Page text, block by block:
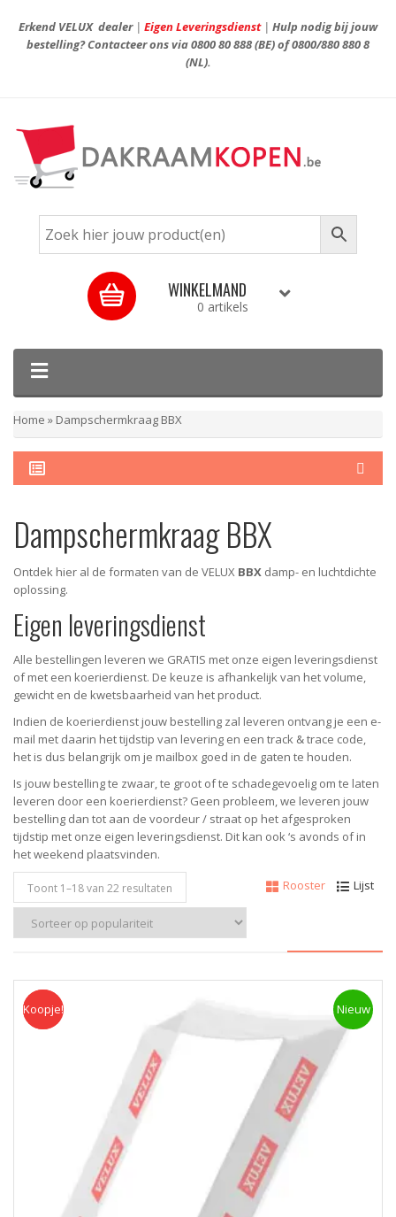
Erkend VELUX dealer| Eigen Leveringsdienst| Hulp nodig bij jouw
bestelling? Contacteer ons via0800 80 888(BE) of0800/880 880 8
(NL).
WINKELMAND
0 artikels
Home » Dampschermkraag BBX
Dampschermkraag BBX
Ontdek hier al de formaten van de VELUX BBX damp- en luchtdichte
oplossing.
Eigen leveringsdienst
Alle bestellingen leveren we GRATIS met onze eigen leveringsdienst
of met een koerierdienst. De keuze is afhankelijk van het volume,
gewicht en de kwetsbaarheid van het product.
Indien de koerierdienst jouw bestelling zal leveren ontvang je een e-
mail met daarin het tijdstip van levering en een track & trace code,
het is dus belangrijk om je mailbox goed in de gaten te houden.
Is jouw bestelling te zwaar, te groot of te schadegevoelig om te laten
leveren door een koerierdienst? Geen probleem, we leveren jouw
bestelling dan tot aan de voordeur / straat op het afgesproken
tijdstip met onze eigen leveringsdienst. Dit kan ook ‘s avonds of in
het weekend plaatsvinden.
Rooster
Lijst
Toont 1–18van 22 resultaten
Koopje Nieuw
Koopje!